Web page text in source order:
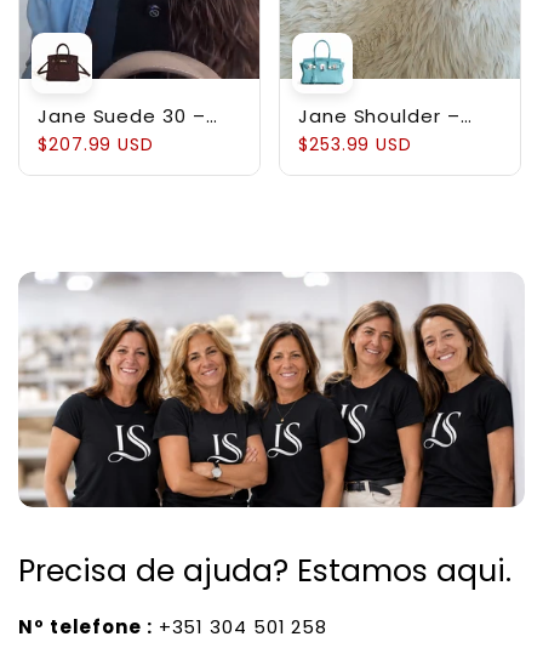
Jane Suede 30 –
Bolsa em Couro
$207.99 USD
Jane Shoulder –
Bolsa Estruturada
$253.99 USD
Precisa de ajuda? Estamos aqui.
Nº telefone : +351 304 501 258